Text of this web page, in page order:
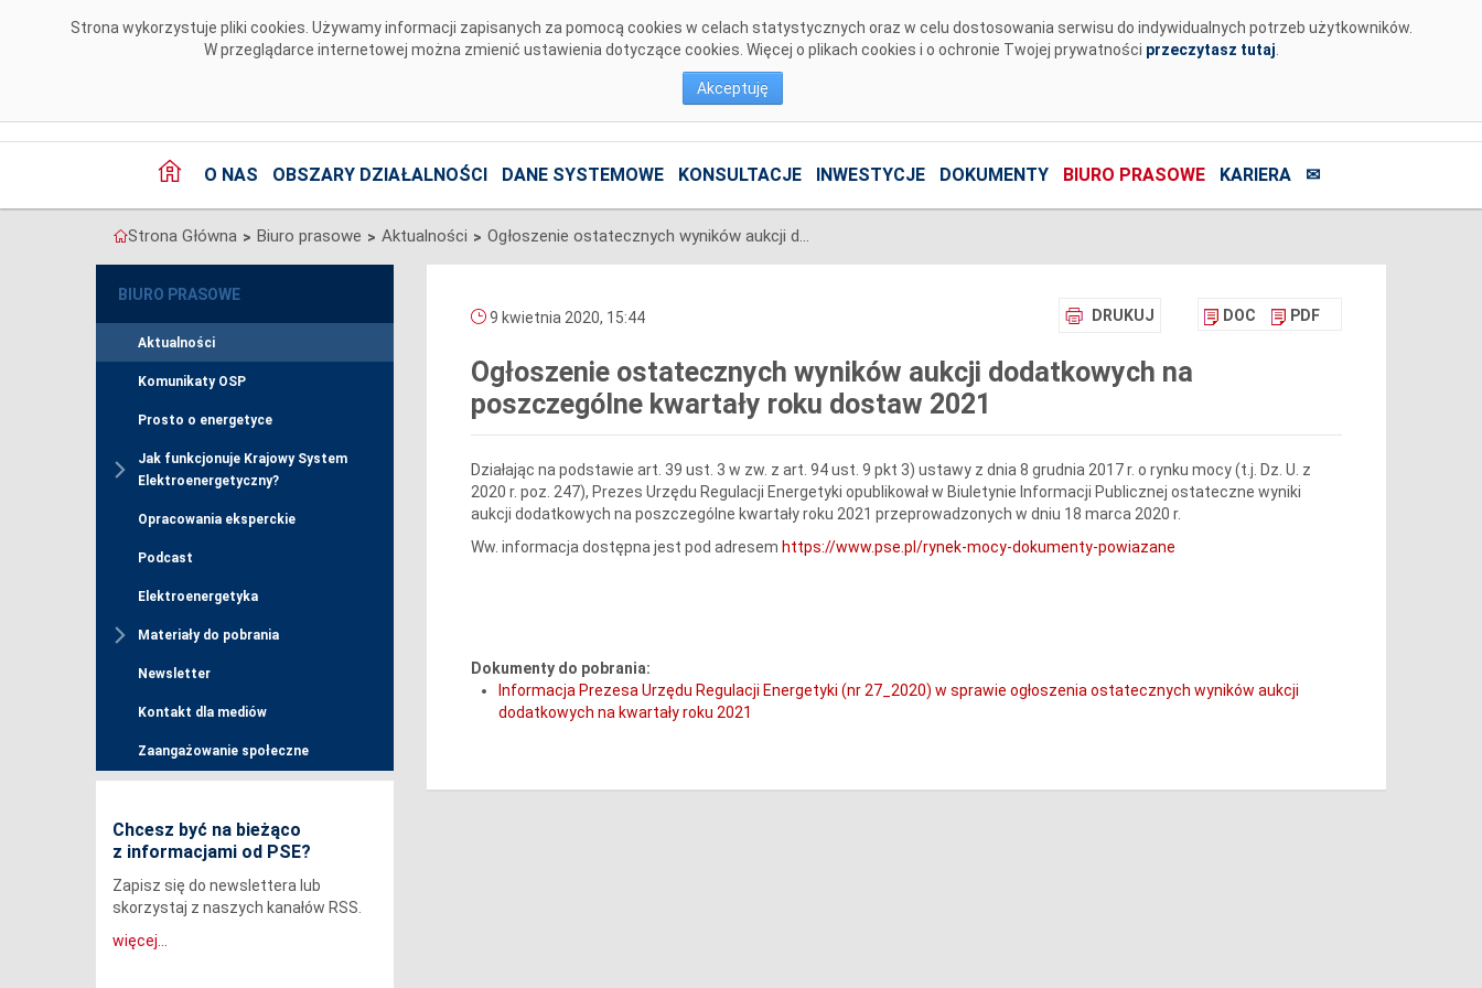
Strona wykorzystuje pliki cookies. Używamy informacji zapisanych za pomocą cookies w celach statystycznych oraz w celu dostosowania serwisu do indywidualnych potrzeb użytkowników.
W przeglądarce internetowej można zmienić ustawienia dotyczące cookies. Więcej o plikach cookies i o ochronie Twojej prywatności przeczytasz tutaj
Akceptuję
O NAS OBSZARY DZIAŁALNOŚCI DANE SYSTEMOWE KONSULTACJE INWESTYCJE DOKUMENTY BIURO PRASOWE KARIERA ✉
Strona Główna > Biuro prasowe > Aktualności > Ogłoszenie ostatecznych wyników aukcji dodatkowych na poszczególne kwartały roku dostaw 2021
BIURO PRASOWE
Aktualności
Komunikaty OSP
Prosto o energetyce
Jak funkcjonuje Krajowy System
Elektroenergetyczny?
Opracowania eksperckie
Podcast
Elektroenergetyka
Materiały do pobrania
Newsletter
Kontakt dla mediów
Zaangażowanie społeczne
Chcesz być na bieżąco
z informacjami od PSE?
Zapisz się do newslettera lub
skorzystaj z naszych kanałów RSS.
więcej...
DRUKUJ DOC PDF
9 kwietnia 2020, 15:44
Ogłoszenie ostatecznych wyników aukcji dodatkowych na
poszczególne kwartały roku dostaw 2021
Działając na podstawie art. 39 ust. 3 w zw. z art. 94 ust. 9 pkt 3) ustawy z dnia 8 grudnia 2017 r. o rynku mocy (t.j. Dz. U. z
2020 r. poz. 247), Prezes Urzędu Regulacji Energetyki opublikował w Biuletynie Informacji Publicznej ostateczne wyniki
aukcji dodatkowych na poszczególne kwartały roku 2021 przeprowadzonych w dniu 18 marca 2020 r.
Ww. informacja dostępna jest pod adresem https://www.pse.pl/rynek-mocy-dokumenty-powiazane
Dokumenty do pobrania:
Informacja Prezesa Urzędu Regulacji Energetyki (nr 27_2020) w sprawie ogłoszenia ostatecznych wyników aukcji
dodatkowych na kwartały roku 2021